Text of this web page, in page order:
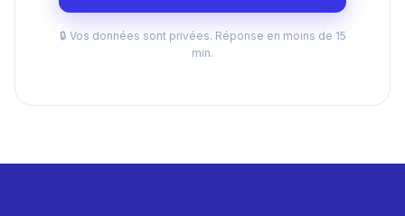
🔒 Vos données sont privées. Réponse en moins de 15
min.